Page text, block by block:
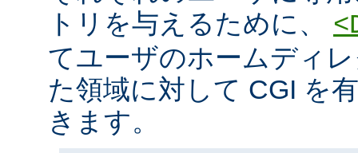
トリを与えるために、
てユーザのホームディ
た領域に対して CGI を
きます。